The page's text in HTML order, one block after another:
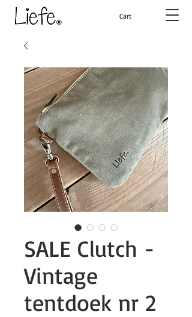
Cart
SALE Clutch -
Vintage
tentdoek nr 2